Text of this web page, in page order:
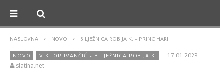
NASLOVNA NOVO BILJEŽNICA ROBIJA K. – PRINC HARI
NOVO VIKTOR IVANČIĆ - BILJEŽNICA ROBIJA K.
17.01.2023.
slatina.net